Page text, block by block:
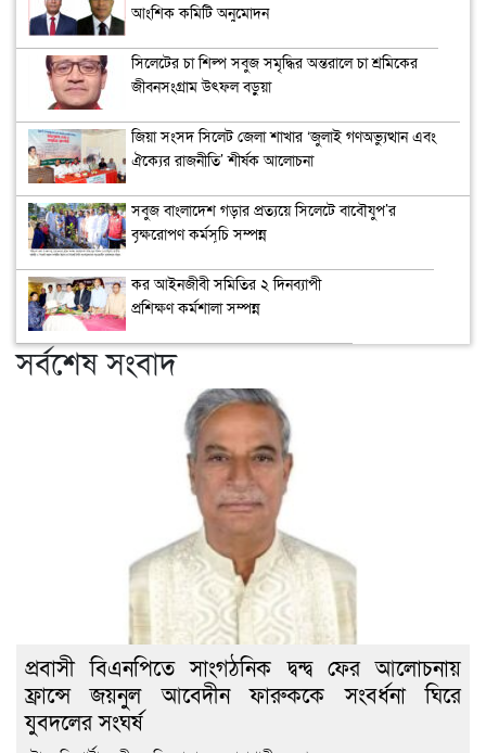
আংশিক কমিটি অনুমোদন
সিলেটের চা শিল্প সবুজ সমৃদ্ধির অন্তরালে চা শ্রমিকের
জীবনসংগ্রাম উৎফল বড়ুয়া
জিয়া সংসদ সিলেট জেলা শাখার ‘জুলাই গণঅভ্যুত্থান এবং
ঐক্যের রাজনীতি’ শীর্ষক আলোচনা
সবুজ বাংলাদেশ গড়ার প্রত্যয়ে সিলেটে বাবৌযুপ’র
বৃক্ষরোপণ কর্মসূচি সম্পন্ন
কর আইনজীবী সমিতির ২ দিনব্যাপী
প্রশিক্ষণ কর্মশালা সম্পন্ন
সর্বশেষ সংবাদ
প্রবাসী বিএনপিতে সাংগঠনিক দ্বন্দ্ব ফের আলোচনায়
ফ্রান্সে জয়নুল আবেদীন ফারুককে সংবর্ধনা ঘিরে
যুবদলের সংঘর্ষ